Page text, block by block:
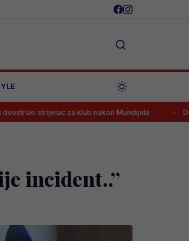
klub nakon Mundijala Donesena
incident..”